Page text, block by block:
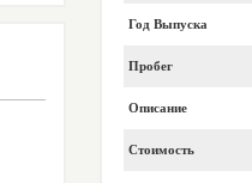
Год Выпуска
Пробег
Описание
Стоимость